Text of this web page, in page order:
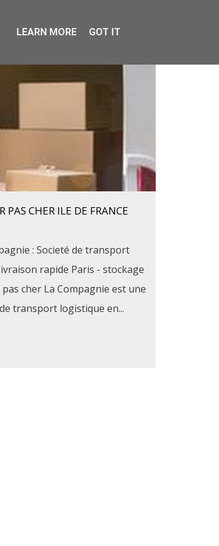
PAS CHER ILE DE FRANCE
: Societé de transport
rapide Paris - stockage
pas cher La Compagnie est une
transport logistique en...
LEARN MORE GOT IT